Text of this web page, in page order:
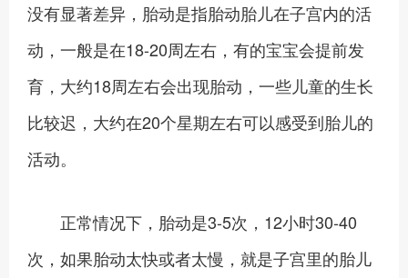
没有显著差异，胎动是指胎动胎儿在子宫内的活
动，一般是在18-20周左右，有的宝宝会提前发
育，大约18周左右会出现胎动，一些儿童的生长
比较迟，大约在20个星期左右可以感受到胎儿的
活动。
正常情况下，胎动是3-5次，12小时30-40
次，如果胎动太快或者太慢，就是子宫里的胎儿